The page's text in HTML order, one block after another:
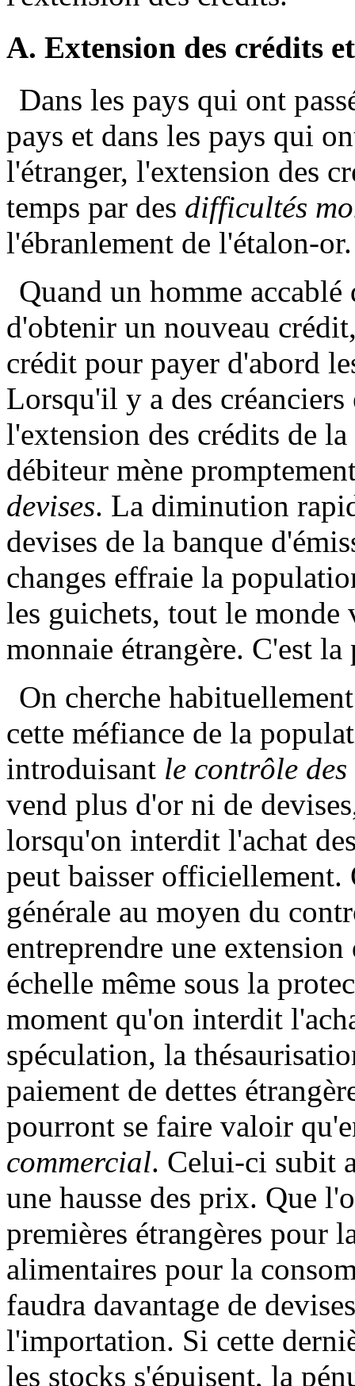
A. Extension des crédits
Dans les pays qui ont
pays et dans les pays qui
l'étranger, l'extension des
temps par des difficultés
l'ébranlement de l'étalon-or.
Quand un homme
d'obtenir un nouveau
crédit pour payer d'abord
Lorsqu'il y a des
l'extension des crédits de
débiteur mène
devises. La diminution
devises de la banque
changes effraie la
les guichets, tout le monde
monnaie étrangère. C'est
On cherche
cette méfiance de la
introduisant le contrôle des
vend plus d'or ni de
lorsqu'on interdit l'achat
peut baisser
générale au moyen du
entreprendre une
échelle même sous la
moment qu'on interdit
spéculation, la
paiement de dettes
pourront se faire valoir
commercial. Celui-ci subit
une hausse des prix. Que
premières étrangères pour
alimentaires pour la
faudra davantage de
l'importation. Si cette
les stocks s'épuisent, la